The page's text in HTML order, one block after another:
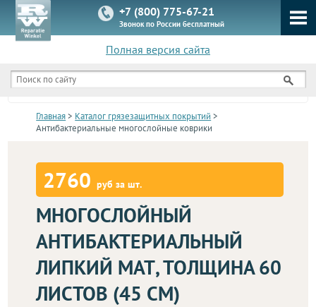
+7 (800) 775-67-21
Звонок по России бесплатный
Полная версия сайта
КАТАЛОГ
Главная> Каталог грязезащитных покрытий >
Антибактериальные многослойные коврики
2760руб за шт.
МНОГОСЛОЙНЫЙ
АНТИБАКТЕРИАЛЬНЫЙ
ЛИПКИЙ МАТ, ТОЛЩИНА 60
ЛИСТОВ (45 СМ)